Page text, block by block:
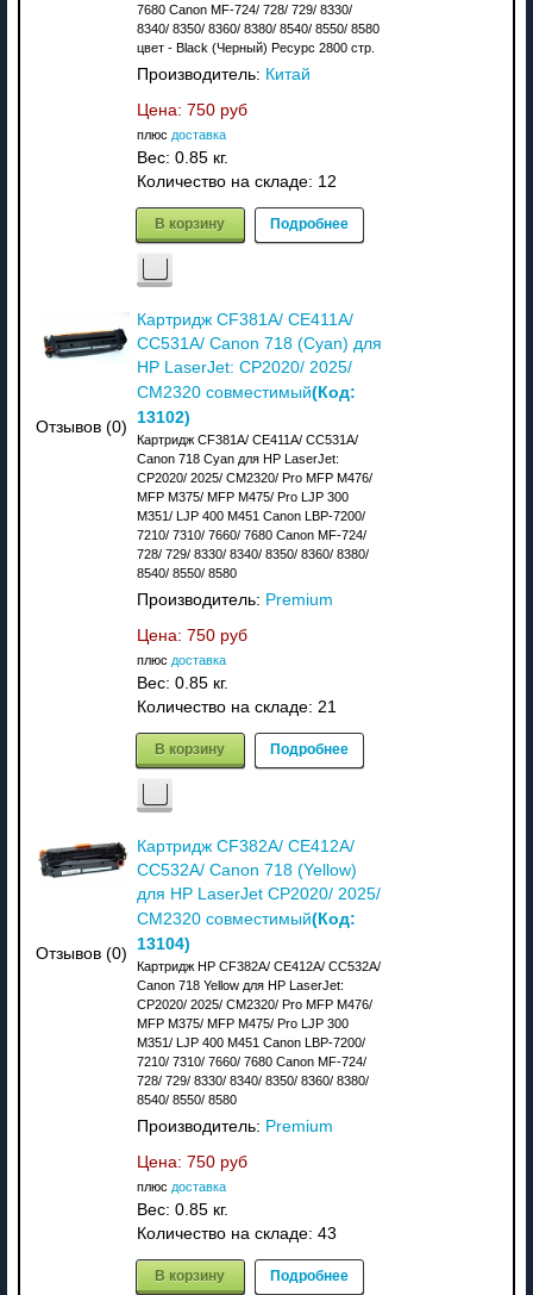
7680 Canon MF-724/ 728/ 729/ 8330/
8340/ 8350/ 8360/ 8380/ 8540/ 8550/ 8580
цвет - Black (Черный) Ресурс 2800 стр.
Производитель: Китай
Цена: 750 руб
плюс доставка
Вес: 0.85 кг.
Количество на складе: 12
В корзину Подробнее
Отзывов (0)
Картридж CF381A/ CE411A/
CC531A/ Canon 718 (Cyan) для
HP LaserJet: CP2020/ 2025/
CM2320 совместимый(Код:
13102)
Картридж CF381A/ CE411A/ CC531A/
Canon 718 Cyan для HP LaserJet:
CP2020/ 2025/ CM2320/ Pro MFP M476/
MFP M375/ MFP M475/ Pro LJP 300
M351/ LJP 400 M451 Canon LBP-7200/
7210/ 7310/ 7660/ 7680 Canon MF-724/
728/ 729/ 8330/ 8340/ 8350/ 8360/ 8380/
8540/ 8550/ 8580
Производитель: Premium
Цена: 750 руб
плюс доставка
Вес: 0.85 кг.
Количество на складе: 21
В корзину Подробнее
Отзывов (0)
Картридж CF382A/ CE412A/
CC532A/ Canon 718 (Yellow)
для HP LaserJet CP2020/ 2025/
CM2320 совместимый(Код:
13104)
Картридж HP CF382A/ CE412A/ CC532A/
Canon 718 Yellow для HP LaserJet:
CP2020/ 2025/ CM2320/ Pro MFP M476/
MFP M375/ MFP M475/ Pro LJP 300
M351/ LJP 400 M451 Canon LBP-7200/
7210/ 7310/ 7660/ 7680 Canon MF-724/
728/ 729/ 8330/ 8340/ 8350/ 8360/ 8380/
8540/ 8550/ 8580
Производитель: Premium
Цена: 750 руб
плюс доставка
Вес: 0.85 кг.
Количество на складе: 43
В корзину Подробнее